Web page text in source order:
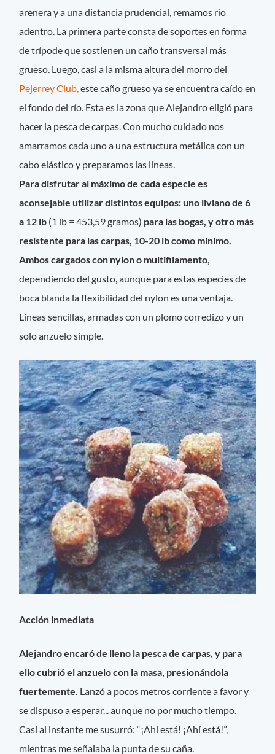
arenera y a una distancia prudencial, remamos río
adentro. La primera parte consta de soportes en forma
de trípode que sostienen un caño transversal más
grueso. Luego, casi a la misma altura del morro del
Pejerrey Club,este caño grueso ya se encuentra caído en
el fondo del río. Esta es la zona que Alejandro eligió para
hacer la pesca de carpas. Con mucho cuidado nos
amarramos cada uno a una estructura metálica con un
cabo elástico y preparamos las líneas.
Para disfrutar al máximo de cada especie es
aconsejable utilizar distintos equipos: uno liviano de 6
a 12 lb (1 lb = 453,59 gramos) para las bogas, y otro más
resistente para las carpas, 10-20 lb como mínimo.
Ambos cargados con nylon o multifilamento,
dependiendo del gusto, aunque para estas especies de
boca blanda la flexibilidad del nylon es una ventaja.
Líneas sencillas, armadas con un plomo corredizo y un
solo anzuelo simple.
Acción inmediata
Alejandro encaró de lleno la pesca de carpas, y para
ello cubrió el anzuelo con la masa, presionándola
fuertemente. Lanzó a pocos metros corriente a favor y
se dispuso a esperar... aunque no por mucho tiempo.
Casi al instante me susurró: “¡Ahí está! ¡Ahí está!”,
mientras me señalaba la punta de su caña.